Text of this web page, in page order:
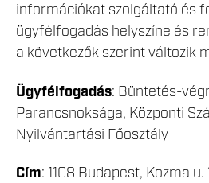
információkat szolgáltató és
ügyfélfogadás helyszíne és
a következők szerint változik
Ügyfélfogadás: Büntetés-
Parancsnoksága, Központi
Nyilvántartási Főosztály
Cím: 1108 Budapest, Kozma